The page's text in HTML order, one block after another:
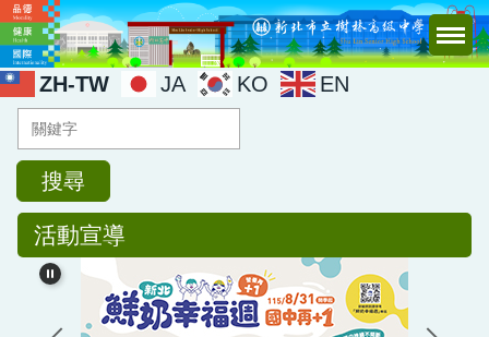
跳
到
主
要
容
ZH-TW JA KO EN
搜尋
活動宣導